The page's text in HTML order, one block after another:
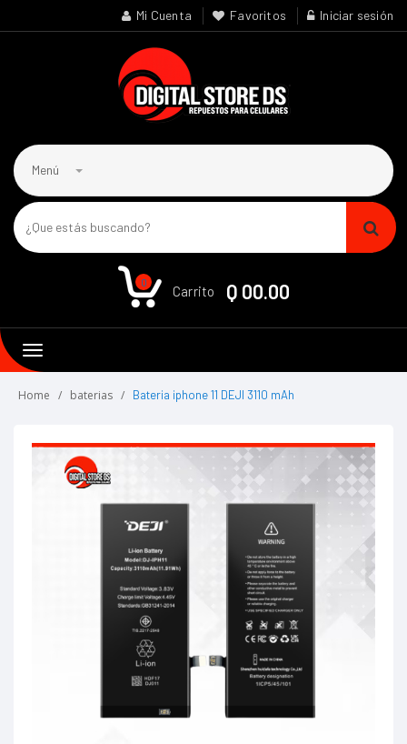
Mi Cuenta Favoritos Iniciar sesión
Menú
0
Carrito Q 00.00
Toggle
navigation
Home baterias Bateria iphone 11 DEJI 3110 mAh